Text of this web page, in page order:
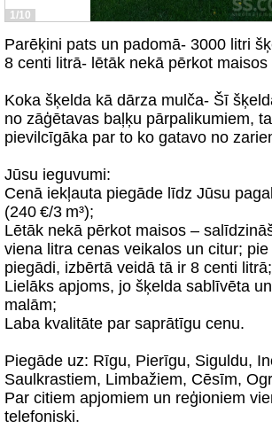
1/10
Parēķini pats un padomā- 3000 litri
8 centi litrā- lētāk nekā pērkot
Koka šķelda kā dārza mulča- Šī
no zāģētavas baļķu pārpalikumiem,
pievilcīgāka par to ko gatavo no
Jūsu ieguvumi:
Cenā iekļauta piegāde līdz Jūsu
(240 €/3 m³);
Lētāk nekā pērkot maisos –
viena litra cenas veikalos un citur;
piegādi, izbērtā veidā tā ir 8 centi litrā;
Lielāks apjoms, jo šķelda sablīvēta
malām;
Laba kvalitāte par saprātīgu cenu.
Piegāde uz: Rīgu, Pierīgu, Siguldu,
Saulkrastiem, Limbažiem, Cēsīm,
Par citiem apjomiem un reģioniem
telefoniski.